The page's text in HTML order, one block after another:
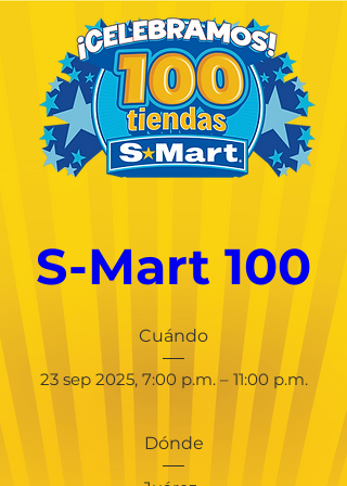
S-Mart 100
Cuándo
23 sep 2025, 7:00 p.m. – 11:00 p.m.
Dónde